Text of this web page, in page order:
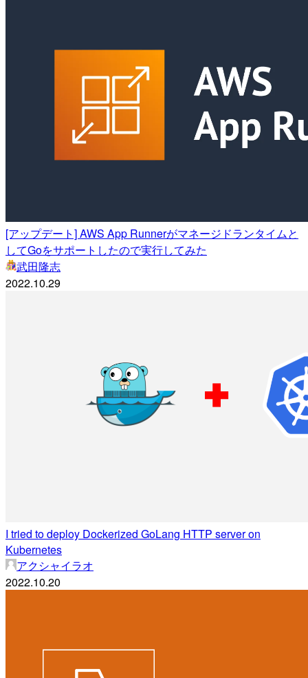
[アップデート] AWS App Runnerがマネージドランタイムと
してGoをサポートしたので実行してみた
武田隆志
2022.10.29
I tried to deploy Dockerized GoLang HTTP server on
Kubernetes
アクシャイラオ
2022.10.20